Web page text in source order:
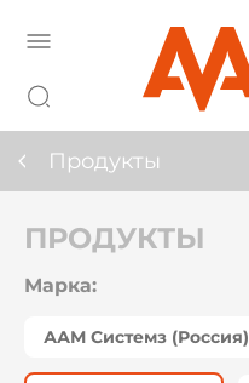
Продукты
ПРОДУКТЫ
Марка:
ААМ Системз (Россия)